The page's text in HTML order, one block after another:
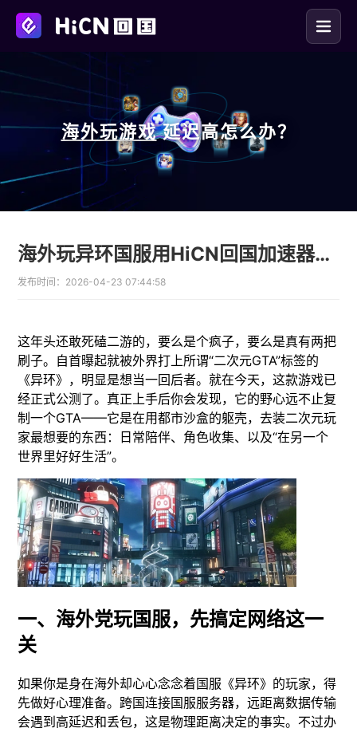
海外玩游戏 延迟高怎么办？
海外玩异环国服用HiCN回国加速器延迟低
发布时间： 2026-04-23 07:44:58
这年头还敢死磕二游的，要么是个疯子，要么是真有两把
刷子。自首曝起就被外界打上所谓“二次元GTA”标签的
《异环》，明显是想当一回后者。就在今天，这款游戏已
经正式公测了。真正上手后你会发现，它的野心远不止复
制一个GTA——它是在用都市沙盒的躯壳，去装二次元玩
家最想要的东西：日常陪伴、角色收集、以及“在另一个
世界里好好生活”。
一、海外党玩国服，先搞定网络这一
关
如果你是身在海外却心心念念着国服《异环》的玩家，得
先做好心理准备。跨国连接国服服务器，远距离数据传输
会遇到高延迟和丢包，这是物理距离决定的事实。不过办